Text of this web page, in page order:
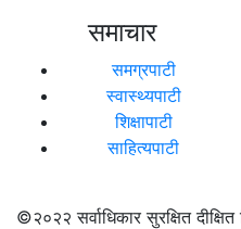
समाचार
समग्रपाटी
स्वास्थ्यपाटी
शिक्षापाटी
साहित्यपाटी
©२०२२सर्वाधिकार सुरक्षित